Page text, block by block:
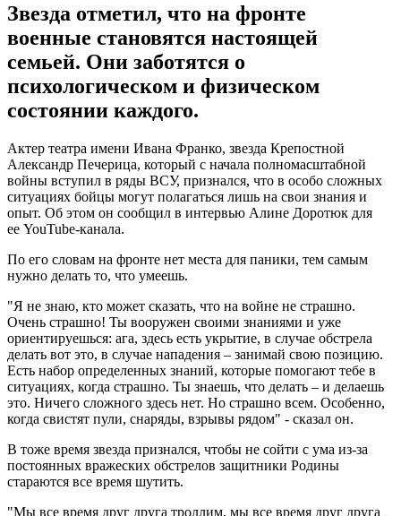
Звезда отметил, что на фронте
военные становятся настоящей
семьей. Они заботятся о
психологическом и физическом
состоянии каждого.
Актер театра имени Ивана Франко, звезда Крепостной
Александр Печерица, который с начала полномасштабной
войны вступил в ряды ВСУ, признался, что в особо сложных
ситуациях бойцы могут полагаться лишь на свои знания и
опыт. Об этом он сообщил в интервью Алине Доротюк для
ее YouTube-канала.
По его словам на фронте нет места для паники, тем самым
нужно делать то, что умеешь.
"Я не знаю, кто может сказать, что на войне не страшно.
Очень страшно! Ты вооружен своими знаниями и уже
ориентируешься: ага, здесь есть укрытие, в случае обстрела
делать вот это, в случае нападения – занимай свою позицию.
Есть набор определенных знаний, которые помогают тебе в
ситуациях, когда страшно. Ты знаешь, что делать – и делаешь
это. Ничего сложного здесь нет. Но страшно всем. Особенно,
когда свистят пули, снаряды, взрывы рядом" - сказал он.
В тоже время звезда признался, чтобы не сойти с ума из-за
постоянных вражеских обстрелов защитники Родины
стараются все время шутить.
"Мы все время друг друга троллим, мы все время друг друга